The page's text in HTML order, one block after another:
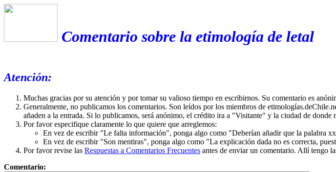
Comentario sobre la etimología de letal
Atención:
Muchas gracias por su atención y por tomar su valioso tiempo en escribirnos. Su comentario es
Generalmente, no publicamos los comentarios. Son leídos por los miembros de
añaden a la entrada. Si lo publicamos, será anónimo, el crédito ira a "Visitante" y la ciudad de donde
Por favor especifique claramente lo que quiere que arreglemos:
En vez de escribir "Le falta información", ponga algo como "Deberían añadir que la palabra
En vez de escribir "Son mentiras", ponga algo como "La explicación dada no es correcta,
Por favor revise las Respuestas a Comentarios Frecuentes antes de enviar un comentario. Allí tengo
Comentario: